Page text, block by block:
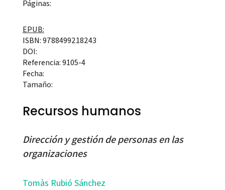
Páginas:
EPUB:
ISBN: 9788499218243
DOI:
Referencia: 9105-4
Fecha:
Tamaño:
Recursos humanos
Dirección y gestión de personas en las
organizaciones
Tomàs Rubió Sánchez